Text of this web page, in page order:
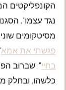
הקונפליקטים
נגד עצמו".
מסיטקומים
פגשתי את אמא
בחיי". שברוב
כלשהו. ובחלק